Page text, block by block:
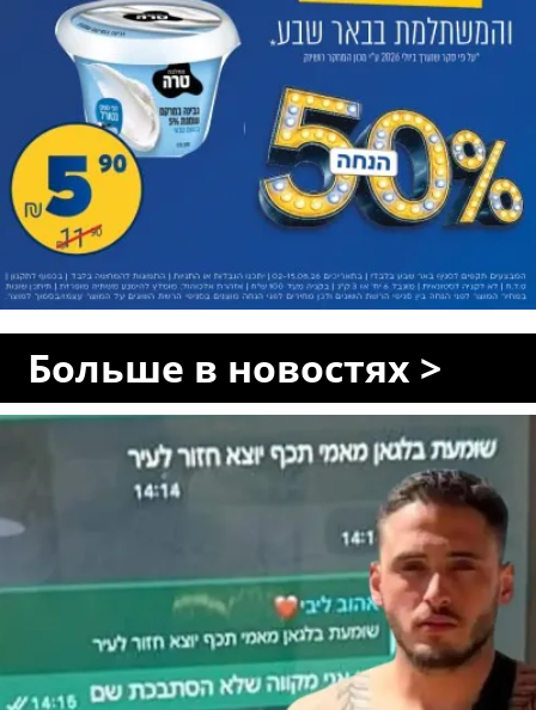
Больше в новостях >